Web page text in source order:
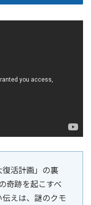
活計画」の裏
奇跡を起こすべ
えは、謎のクモ